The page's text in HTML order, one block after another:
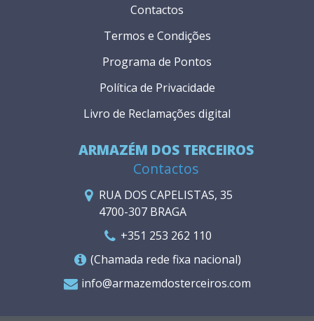
ARMAZÉM DOS TERCEIROS
Contactos
RUA DOS CAPELISTAS, 35
4700-307 BRAGA
+351 253 262 110
(Chamada rede fixa nacional)
info@armazemdosterceiros.com
Contactos
Termos e Condições
Programa de Pontos
Política de Privacidade
Livro de Reclamações digital